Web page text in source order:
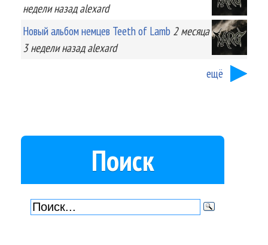
неделиназад alexard
Новый альбом немцев Teeth of Lamb 2 месяца
3 неделиназад alexard
ещё
Поиск